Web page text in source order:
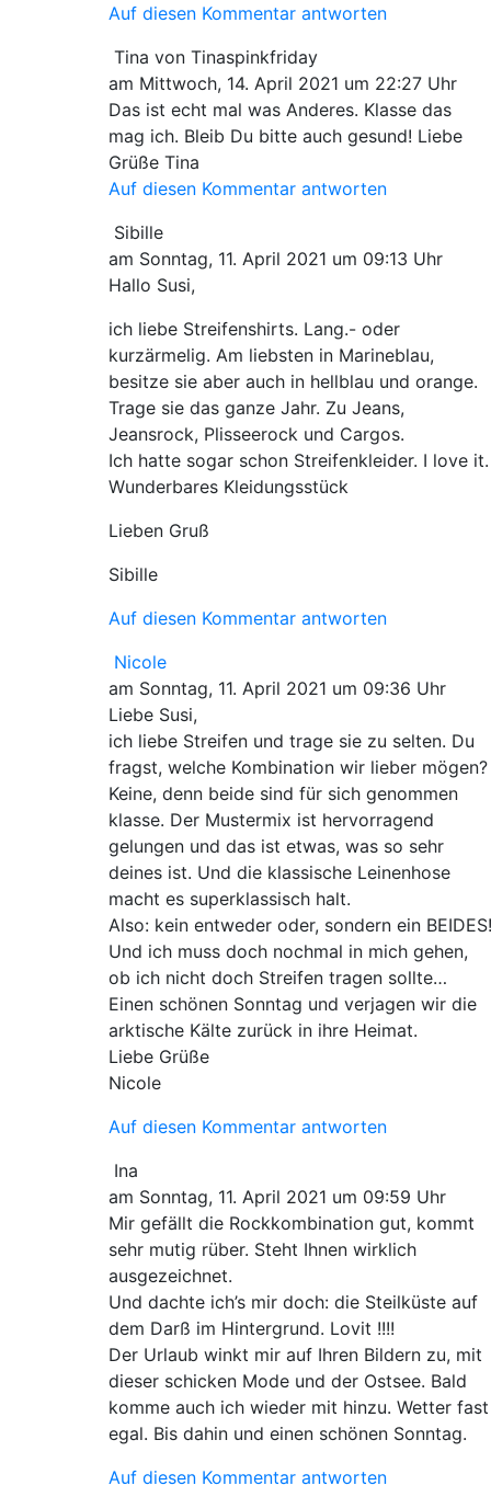
Auf diesen Kommentar antworten
Tina von Tinaspinkfriday
am Mittwoch, 14. April 2021 um 22:27 Uhr
Das ist echt mal was Anderes. Klasse das
mag ich. Bleib Du bitte auch gesund! Liebe
Grüße Tina
Auf diesen Kommentar antworten
Sibille
am Sonntag, 11. April 2021 um 09:13 Uhr
Hallo Susi,
ich liebe Streifenshirts. Lang.- oder
kurzärmelig. Am liebsten in Marineblau,
besitze sie aber auch in hellblau und orange.
Trage sie das ganze Jahr. Zu Jeans,
Jeansrock, Plisseerock und Cargos.
Ich hatte sogar schon Streifenkleider. I love it.
Wunderbares Kleidungsstück
Lieben Gruß
Sibille
Auf diesen Kommentar antworten
Nicole
am Sonntag, 11. April 2021 um 09:36 Uhr
Liebe Susi,
ich liebe Streifen und trage sie zu selten. Du
fragst, welche Kombination wir lieber mögen?
Keine, denn beide sind für sich genommen
klasse. Der Mustermix ist hervorragend
gelungen und das ist etwas, was so sehr
deines ist. Und die klassische Leinenhose
macht es superklassisch halt.
Also: kein entweder oder, sondern ein
Und ich muss doch nochmal in mich gehen,
ob ich nicht doch Streifen tragen sollte…
Einen schönen Sonntag und verjagen wir die
arktische Kälte zurück in ihre Heimat.
Liebe Grüße
Nicole
Auf diesen Kommentar antworten
Ina
am Sonntag, 11. April 2021 um 09:59 Uhr
Mir gefällt die Rockkombination gut, kommt
sehr mutig rüber. Steht Ihnen wirklich
ausgezeichnet.
Und dachte ich’s mir doch: die Steilküste auf
dem Darß im Hintergrund. Lovit !!!!
Der Urlaub winkt mir auf Ihren Bildern zu, mit
dieser schicken Mode und der Ostsee. Bald
komme auch ich wieder mit hinzu. Wetter fast
egal. Bis dahin und einen schönen Sonntag.
Auf diesen Kommentar antworten